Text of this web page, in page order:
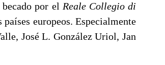
por el Reale Collegio di
europeos. Especialmente
José L. González Uriol, Jan